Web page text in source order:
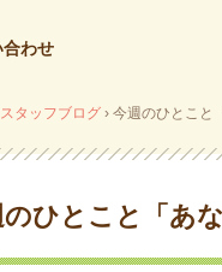
合わせ
タッフブログ › 今週のひとこと
ひとこと「あ